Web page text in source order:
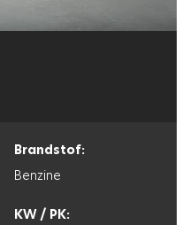
Brandstof:
Benzine
KW / PK: